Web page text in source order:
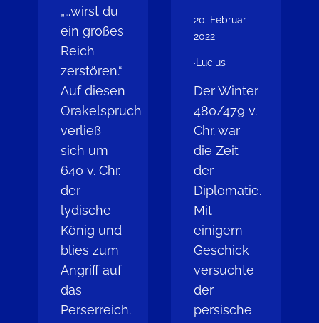
„…wirst du
ein großes
Reich
zerstören.“
Auf diesen
Orakelspruch
verließ
sich um
640 v. Chr.
der
lydische
König und
blies zum
Angriff auf
das
Perserreich.
20. Februar
2022
·Lucius
Der Winter
480/479 v.
Chr. war
die Zeit
der
Diplomatie.
Mit
einigem
Geschick
versuchte
der
persische